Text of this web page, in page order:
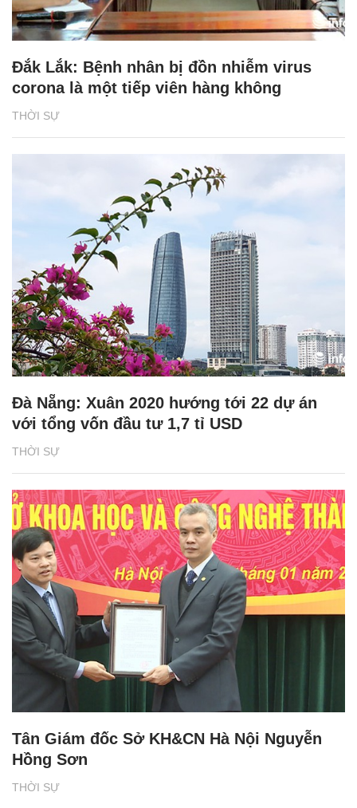
THỜI SỰ
Đắk Lắk: Bệnh nhân bị đồn nhiễm virus
corona là một tiếp viên hàng không
THỜI SỰ
Đà Nẵng: Xuân 2020 hướng tới 22 dự án
với tổng vốn đầu tư 1,7 tỉ USD
THỜI SỰ
Tân Giám đốc Sở KH&CN Hà Nội Nguyễn
Hồng Sơn